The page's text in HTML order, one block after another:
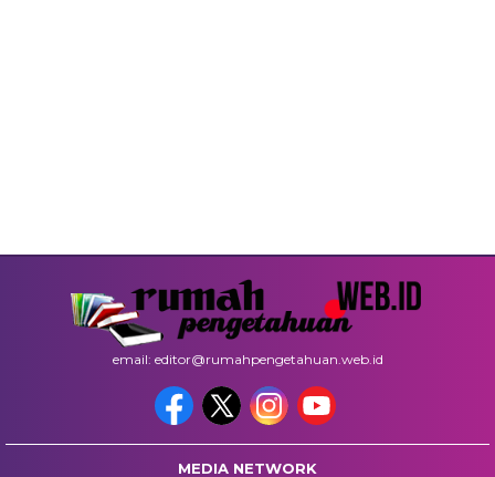
email: editor@rumahpengetahuan.web.id
MEDIA NETWORK